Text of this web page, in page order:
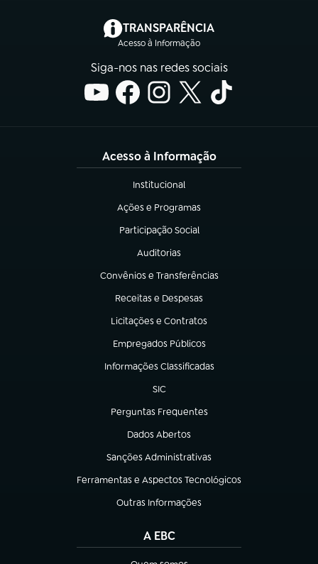
TRANSPARÊNCIA
Acesso à Informação
(abre em nova aba)
Siga-nos nas redes sociais
Acesso à Informação
Institucional
(abre em nova aba)
Ações e Programas
(abre em nova aba)
Participação Social
(abre em nova aba)
Auditorias
(abre em nova aba)
Convênios e Transferências
(abre em nova aba)
Receitas e Despesas
(abre em nova aba)
Licitações e Contratos
(abre em nova aba)
Empregados Públicos
(abre em nova aba)
Informações Classificadas
(abre em nova aba)
SIC
(abre em nova aba)
Perguntas Frequentes
(abre em nova aba)
Dados Abertos
(abre em nova aba)
Sanções Administrativas
(abre em nova aba)
Ferramentas e Aspectos Tecnológicos
(abre em nova aba)
Outras Informações
(abre em nova aba)
A EBC